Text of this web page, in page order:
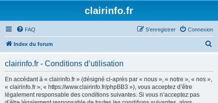
clairinfo.fr
FAQ Connexion
S’enregistrer
Index du forum
clairinfo.fr - Conditions d’utilisation
En accédant à « clairinfo.fr » (désigné ci-après par « nous », « notre », « nos »,
« clairinfo.fr », « https://www.clairinfo.fr/phpBB3 »), vous acceptez d’être
légalement responsable des conditions suivantes. Si vous n’acceptez pas